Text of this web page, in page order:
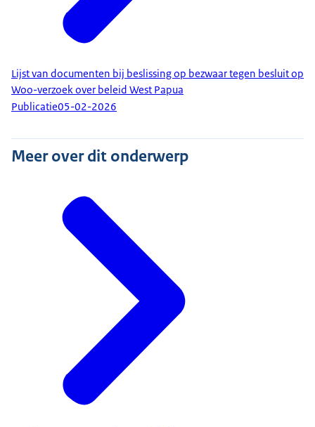
Lijst van documenten bij beslissing op bezwaar tegen besluit op
Woo-verzoek over beleid West Papua
Publicatie05-02-2026
Meer over dit onderwerp